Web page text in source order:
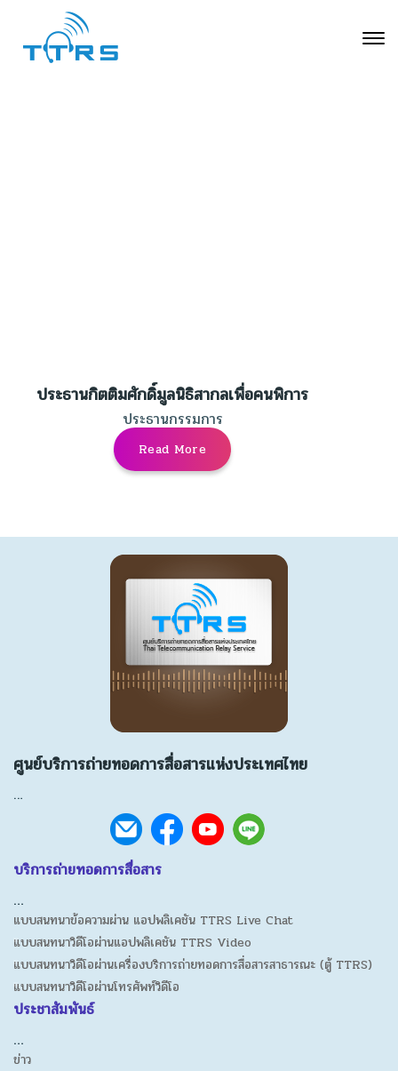
ประธานกิตติมศักดิ์มูลนิธิสากลเพื่อคนพิการ
ประธานกรรมการ
Read More
ศูนย์บริการถ่ายทอดการสื่อสารแห่งประเทศไทย
…
บริการถ่ายทอดการสื่อสาร
…
แบบสนทนาข้อความผ่าน แอปพลิเคชัน TTRS Live Chat
แบบสนทนาวิดีโอผ่านแอปพลิเคชัน TTRS Video
แบบสนทนาวิดีโอผ่านเครื่องบริการถ่ายทอดการสื่อสารสาธารณะ (ตู้ TTRS)
แบบสนทนาวิดีโอผ่านโทรศัพท์วิดีโอ
ประชาสัมพันธ์
…
ข่าว